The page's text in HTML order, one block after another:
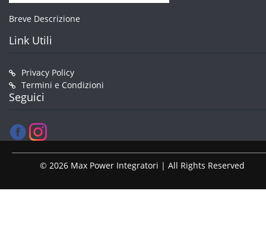
Breve Descrizione
Link Utili
Privacy Policy
Termini e Condizioni
Seguici
© 2026 Max Power Integratori | All Rights Reserved